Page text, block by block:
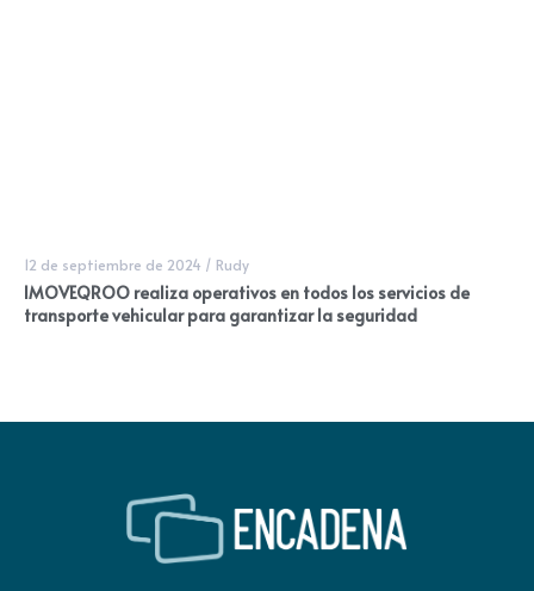
12 de septiembre de 2024 / Rudy
IMOVEQROO realiza operativos en todos los servicios de
transporte vehicular para garantizar la seguridad